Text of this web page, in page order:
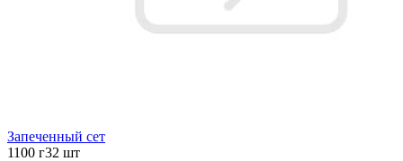
Запеченный сет
1100 г32 шт